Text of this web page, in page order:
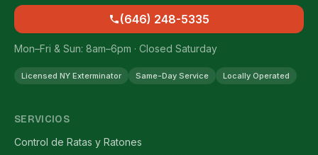
(646) 248-5335
Mon–Fri & Sun: 8am–6pm · Closed Saturday
Licensed NY Exterminator Same-Day Service Locally Operated
SERVICIOS
Control de Ratas y Ratones